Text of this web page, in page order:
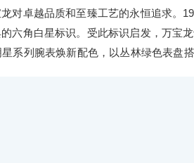
对卓越品质和至臻工艺的永恒追求。
六角白星标识。受此标识启发，万宝
系列腕表焕新配色，以丛林绿色表盘